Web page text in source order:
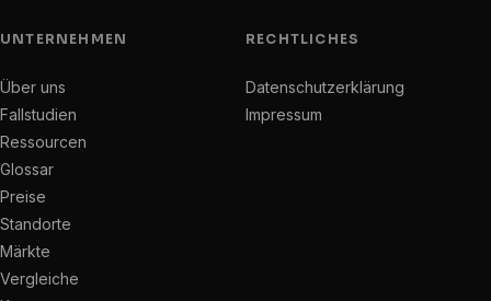
UNTERNEHMEN
Über uns
Fallstudien
Ressourcen
Glossar
Preise
Standorte
Märkte
Vergleiche
RECHTLICHES
Datenschutzerklärung
Impressum